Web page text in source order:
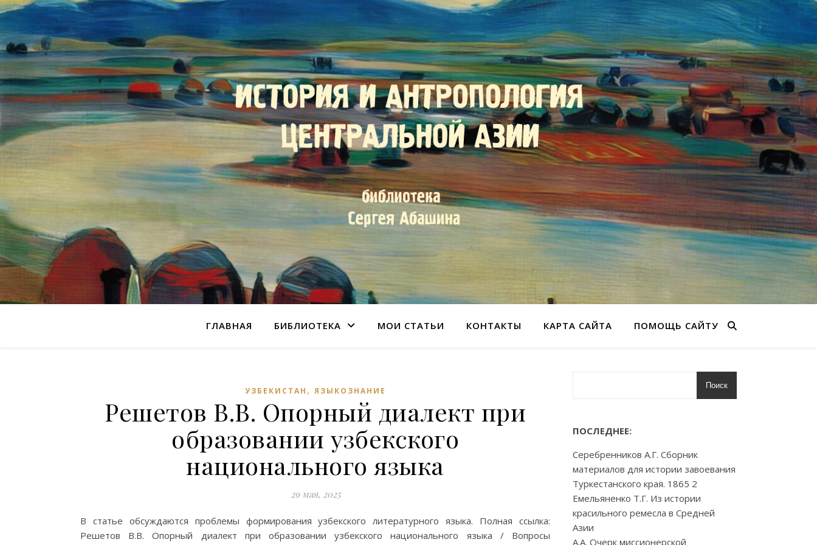
ГЛАВНАЯ БИБЛИОТЕКА МОИ СТАТЬИ КОНТАКТЫ КАРТА САЙТА ПОМОЩЬ САЙТУ
УЗБЕКИСТАН , ЯЗЫКОЗНАНИЕ
Решетов В.В. Опорный диалект при
образовании узбекского
национального языка
29 мая, 2025
В статье обсуждаются проблемы формирования узбекского литературного языка. Полная ссылка:
Решетов В.В. Опорный диалект при образовании узбекского национального языка / Вопросы
Поиск
ПОСЛЕДНЕЕ:
Серебренников А.Г. Сборник
материалов для истории завоевания
Туркестанского края. 1865 2
Емельяненко Т.Г. Из истории
красильного ремесла в Средней
Азии
А.А. Очерк миссионерской